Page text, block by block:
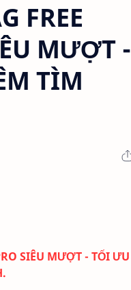
FREE
MƯỢT -
TÌM
SIÊU MƯỢT - TỐI ƯU